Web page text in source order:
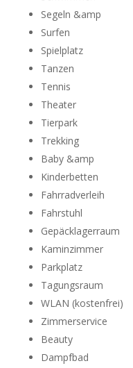
Segeln &amp
Surfen
Spielplatz
Tanzen
Tennis
Theater
Tierpark
Trekking
Baby &amp
Kinderbetten
Fahrradverleih
Fahrstuhl
Gepäcklagerraum
Kaminzimmer
Parkplatz
Tagungsraum
WLAN (kostenfrei)
Zimmerservice
Beauty
Dampfbad